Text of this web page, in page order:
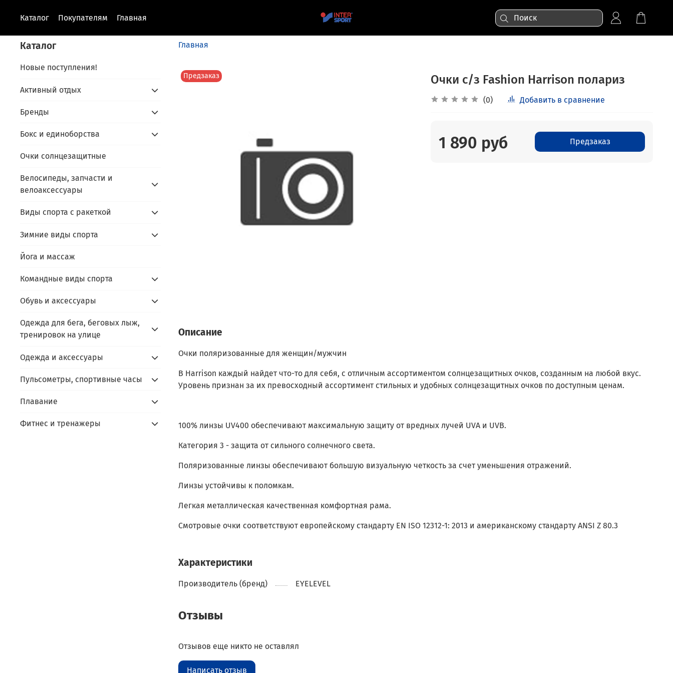
Каталог Покупателям Главная
Главная
Предзаказ Очки с/з Fashion Harrison полариз
(0) Добавить в сравнение
1 890 руб Предзаказ
Описание
Очки поляризованные для женщин/мужчин
В Harrison каждый найдет что-то для себя, с отличным ассортиментом солнцезащитных очков, созданным на любой вкус.
Уровень признан за их превосходный ассортимент стильных и удобных солнцезащитных очков по доступным ценам.
100% линзы UV400 обеспечивают максимальную защиту от вредных лучей UVA и UVB.
Категория 3 - защита от сильного солнечного света.
Поляризованные линзы обеспечивают большую визуальную четкость за счет уменьшения отражений.
Линзы устойчивы к поломкам.
Легкая металлическая качественная комфортная рама.
Смотровые очки соответствуют европейскому стандарту EN ISO 12312-1: 2013 и американскому стандарту ANSI Z 80.3
Характеристики
Производитель (бренд) EYELEVEL
Отзывы
Отзывов еще никто не оставлял
Написать отзыв
Каталог
Новые поступления!
Активный отдых
Бренды
Бокс и единоборства
Очки солнцезащитные
Велосипеды, запчасти и
велоаксессуары
Виды спорта с ракеткой
Зимние виды спорта
Йога и массаж
Командные виды спорта
Обувь и аксессуары
Одежда для бега, беговых лыж,
тренировок на улице
Одежда и аксессуары
Пульсометры, спортивные часы
Плавание
Фитнес и тренажеры